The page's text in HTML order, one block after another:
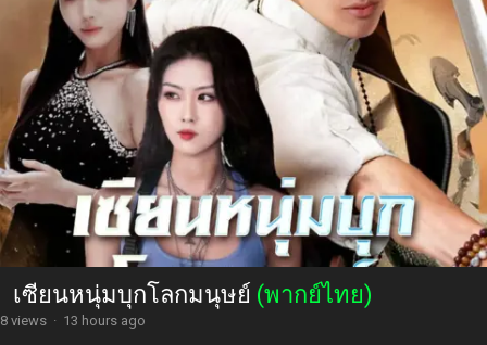
เซียนหนุ่มบุกโลกมนุษย์ (พากย์ไทย)
8 views · 13 hours ago